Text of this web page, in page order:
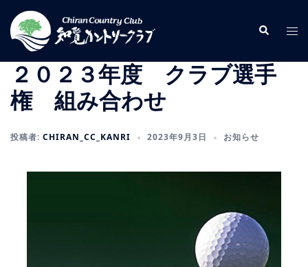
ン
検
索
ト
ル
２０２３年度 クラブ選手
権 組み合わせ
投稿者: CHIRAN_CC_KANRI 2023年9月3日 お知らせ